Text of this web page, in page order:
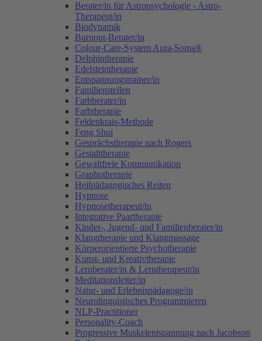
Berater/in für Astropsychologie - Astro-
Therapeut/in
Biodynamik
Burnout-Berater/in
Colour-Care-System Aura-Soma®
Delphintherapie
Edelsteintherapie
Entspannungstrainer/in
Familienstellen
Farbberater/in
Farbtherapie
Feldenkrais-Methode
Feng Shui
Gesprächstherapie nach Rogers
Gestalttherapie
Gewaltfreie Kommunikation
Graphotherapie
Heilpädagogisches Reiten
Hypnose
Hypnosetherapeut/in
Integrative Paartherapie
Kinder-, Jugend- und Familienberater/in
Klangtherapie und Klangmassage
Körperorientierte Psychotherapie
Kunst- und Kreativtherapie
Lernberater/in & Lerntherapeut/in
Meditationsleiter/in
Natur- und Erlebnispädagoge/in
Neurolinguistisches Programmieren
NLP-Practitioner
Personality-Coach
Progressive Muskelentspannung nach Jacobson